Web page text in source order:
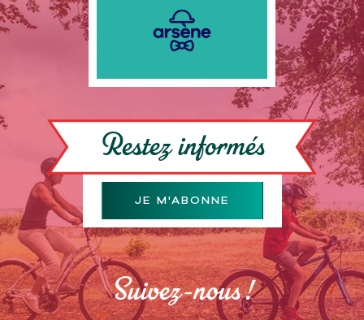
Restez informés
JE M'ABONNE
Suivez-nous !